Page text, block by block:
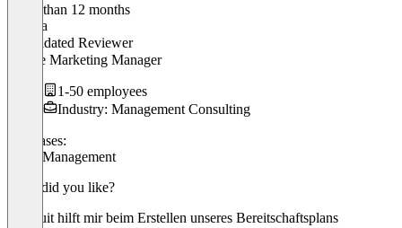
Older than 12 months
Regina
Validated Reviewer
Online Marketing Manager
1-50 employees
Industry: Management Consulting
Use cases:
Work Management
What did you like?
All Quit hilft mir beim Erstellen unseres Bereitschaftsplans